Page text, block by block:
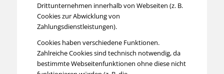
Drittunternehmen innerhalb von Webseiten (z. B.
Cookies zur Abwicklung von
Zahlungsdienstleistungen).
Cookies haben verschiedene Funktionen.
Zahlreiche Cookies sind technisch notwendig, da
bestimmte Webseitenfunktionen ohne diese nicht